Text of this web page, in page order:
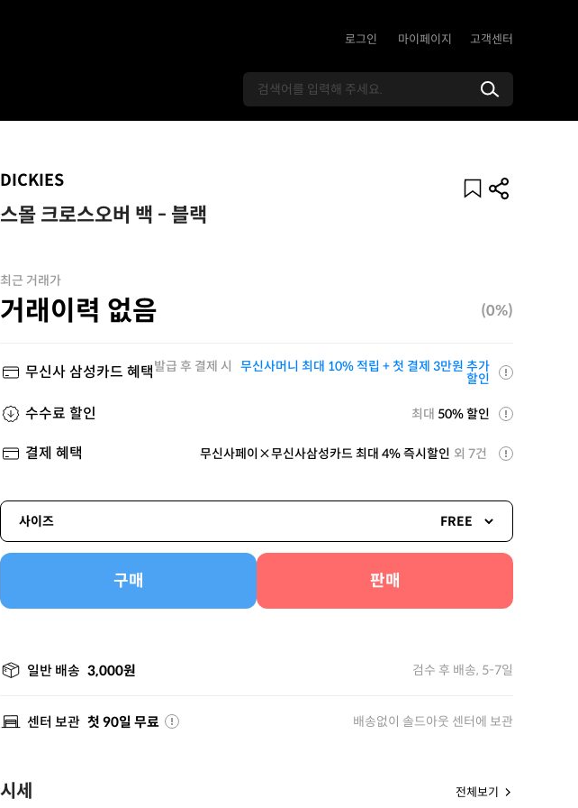
로그인 마이페이지 고객센터
DICKIES
스몰 크로스오버 백 - 블랙
최근 거래가
거래이력 없음 (0%)
무신사 삼성카드 혜택발급 후 결제 시 무신사머니 최대 10% 적립 + 첫 결제 3만원 추가
할인
수수료 할인 최대 50% 할인
결제 혜택 무신사페이×무신사삼성카드 최대 4% 즉시할인 외 7건
사이즈 FREE
구매 판매
일반 배송 3,000원 검수 후 배송, 5-7일
센터 보관 첫 90일 무료 배송없이 솔드아웃 센터에 보관
시세 전체보기